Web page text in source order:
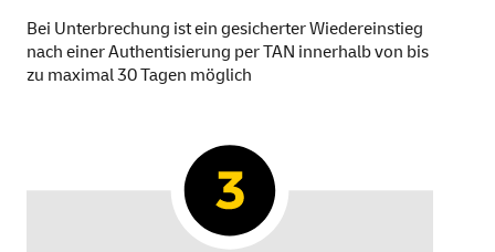
Bei Unterbrechung ist ein gesicherter Wiedereinstieg
nach einer Authentisierung per TAN innerhalb von bis
zu maximal 30 Tagen möglich